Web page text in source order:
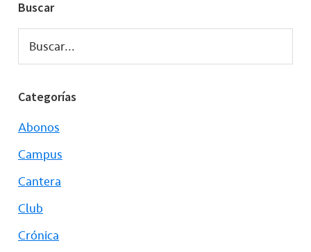
Buscar
Buscar...
Categorías
Abonos
Campus
Cantera
Club
Crónica